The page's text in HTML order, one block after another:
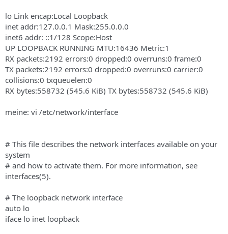
lo Link encap:Local Loopback
inet addr:127.0.0.1 Mask:255.0.0.0
inet6 addr: ::1/128 Scope:Host
UP LOOPBACK RUNNING MTU:16436 Metric:1
RX packets:2192 errors:0 dropped:0 overruns:0 frame:0
TX packets:2192 errors:0 dropped:0 overruns:0 carrier:0
collisions:0 txqueuelen:0
RX bytes:558732 (545.6 KiB) TX bytes:558732 (545.6 KiB)
meine: vi /etc/network/interface
# This file describes the network interfaces available on your
system
# and how to activate them. For more information, see
interfaces(5).
# The loopback network interface
auto lo
iface lo inet loopback